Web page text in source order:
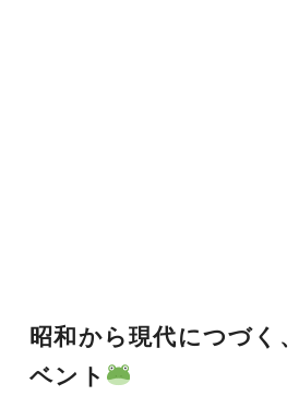
昭和から現代につづく
ベント